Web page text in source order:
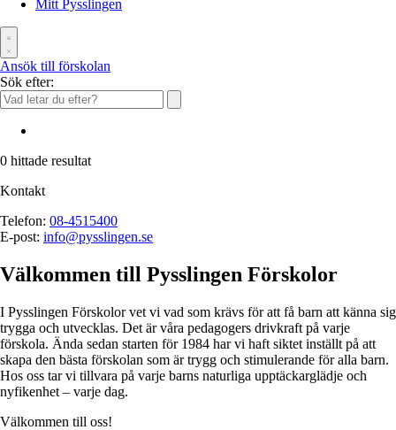
Mitt Pysslingen
Ansök till förskolan
Sök efter:
0 hittade resultat
Kontakt
Telefon: 08-4515400
E-post: info@pysslingen.se
Välkommen till Pysslingen Förskolor
I Pysslingen Förskolor vet vi vad som krävs för att få barn att känna sig
trygga och utvecklas. Det är våra pedagogers drivkraft på varje
förskola. Ända sedan starten för 1984 har vi haft siktet inställt på att
skapa den bästa förskolan som är trygg och stimulerande för alla barn.
Hos oss tar vi tillvara på varje barns naturliga upptäckarglädje och
nyfikenhet – varje dag.
Välkommen till oss!